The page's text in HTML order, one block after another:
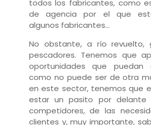
todos los fabricantes, como
de agencia por el que
algunos fabricantes…
No obstante, a río revuelto,
pescadores. Tenemos que
oportunidades que puedan
como no puede ser de otra
en este sector, tenemos que
estar un pasito por delante
competidores, de las
clientes y, muy importante,